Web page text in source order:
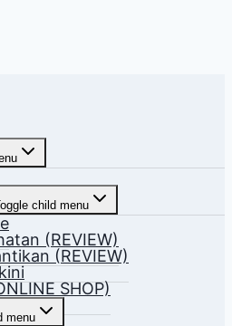
child menu
(REVIEW)
(REVIEW)
SHOP)
menu